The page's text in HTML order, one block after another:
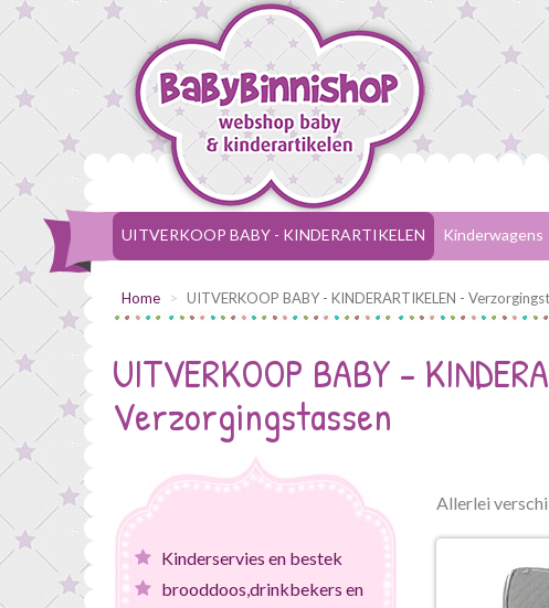
UITVERKOOP BABY - KINDERARTIKELEN Kinderwagens
Home UITVERKOOP BABY - KINDERARTIKELEN -
UITVERKOOP BABY -
Verzorgingstassen
Kinderservies en bestek
brooddoos,drinkbekers en
Allerlei